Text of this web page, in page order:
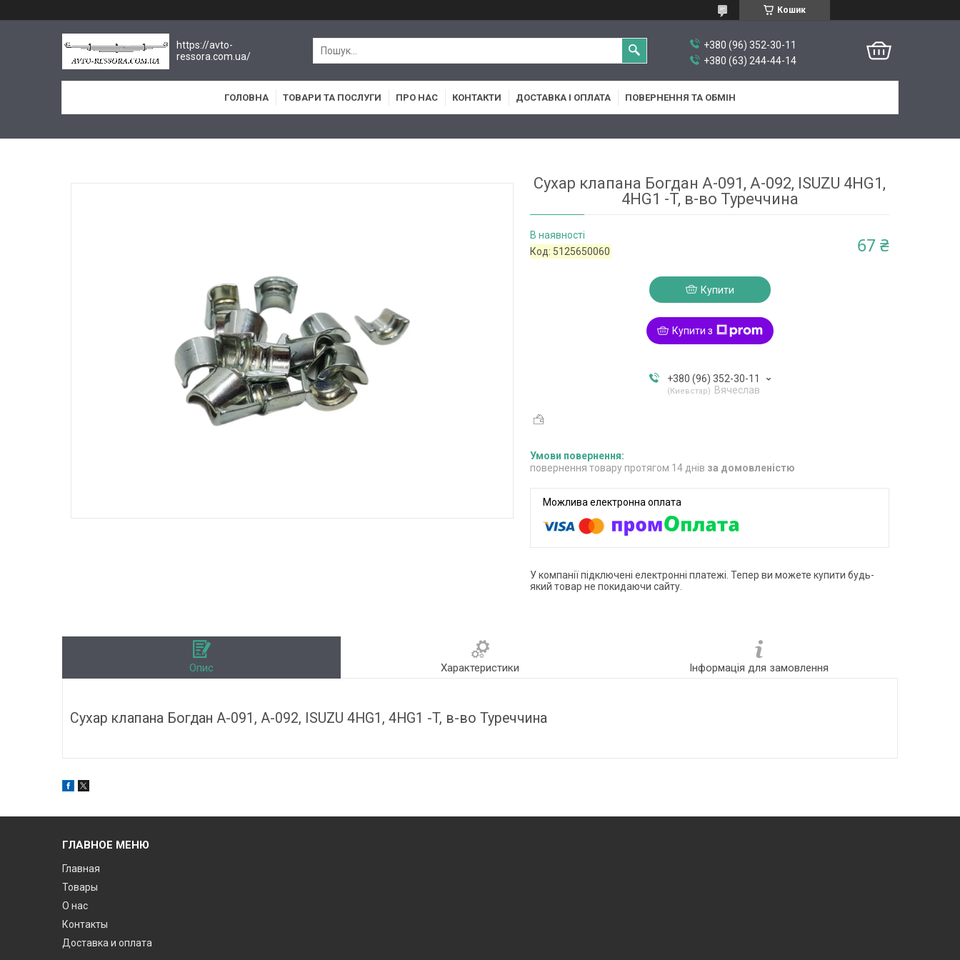
Кошик
https://avto-
ressora.com.ua/
+380 (96) 352-30-11
+380 (63) 244-44-14
ГОЛОВНА ТОВАРИ ТА ПОСЛУГИ ПРО НАС КОНТАКТИ ДОСТАВКА І ОПЛАТА ПОВЕРНЕННЯ ТА ОБМІН
Сухар клапана Богдан А-091, А-092, ISUZU 4HG1,
4HG1 -T, в-во Туреччина
В наявності
Код: 5125650060 67 ₴
Купити
Купити з
+380 (96) 352-30-11
Киевстар Вячеслав
повернення товару протягом 14 днів за домовленістю
У компанії підключені електронні платежі. Тепер ви можете купити будь-
який товар не покидаючи сайту.
Опис Характеристики Інформація для замовлення
Сухар клапана Богдан А-091, А-092, ISUZU 4HG1, 4HG1 -T, в-во Туреччина
ГЛАВНОЕ МЕНЮ
Главная
Товары
О нас
Контакты
Доставка и оплата